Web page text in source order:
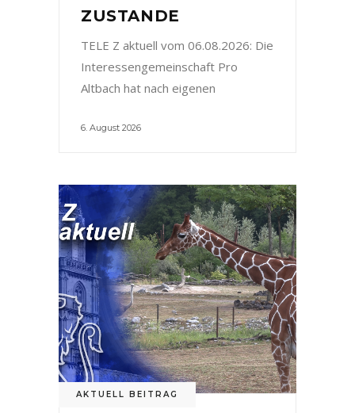
ZUSTANDE
TELE Z aktuell vom 06.08.2026: Die
Interessengemeinschaft Pro
Altbach hat nach eigenen
6. August 2026
AKTUELL BEITRAG